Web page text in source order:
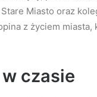
Miasto oraz
z życiem
czasie